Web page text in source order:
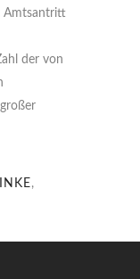
Amtsantritt
der von
,